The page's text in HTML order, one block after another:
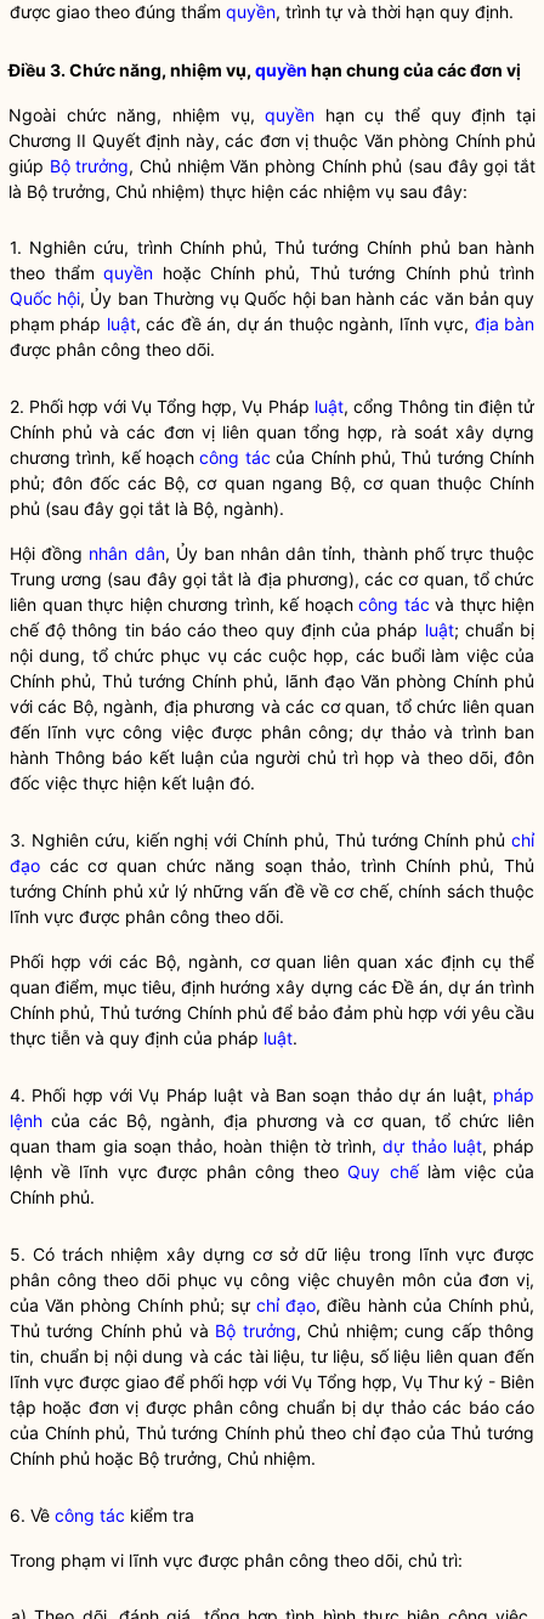
được giao theo đúng thẩm quyền, trình tự và thời hạn quy định.
Điều 3. Chức năng, nhiệm vụ, quyền hạn chung của các đơn vị
Ngoài chức năng, nhiệm vụ,quyền hạn cụ thể quy định tại
Chương II Quyết định này, các đơn vị thuộc Văn phòng Chính phủ
giúp Bộ trưởng, Chủ nhiệm Văn phòng Chính phủ (sau đây gọi tắt
là Bộ trưởng, Chủ nhiệm) thực hiện các nhiệm vụ sau đây:
1. Nghiên cứu, trình Chính phủ, Thủ tướng Chính phủ ban hành
theo thẩmquyền hoặc Chính phủ, Thủ tướng Chính phủ trình
Quốc hội, Ủy ban Thường vụQuốc hộiban hành các văn bản quy
phạm pháp luật, các đề án, dự án thuộc ngành, lĩnh vực, địa bàn
được phân công theo dõi.
2. Phối hợp với Vụ Tổng hợp, Vụ Pháp luật, cổng Thông tin điện tử
Chính phủ và các đơn vị liên quan tổng hợp, rà soát xây dựng
chương trình, kế hoạchcông tác của Chính phủ, Thủ tướng Chính
phủ; đôn đốc các Bộ, cơ quan ngang Bộ, cơ quan thuộc Chính
phủ (sau đây gọi tắt là Bộ, ngành).
Hội đồng nhân dân, Ủy ban nhân dân tỉnh, thành phố trực thuộc
Trung ương (sau đây gọi tắt là địa phương), các cơ quan, tổ chức
liên quan thực hiện chương trình, kế hoạch công tác và thực hiện
chế độ thông tin báo cáo theo quy định của pháp luật; chuẩn bị
nội dung, tổ chức phục vụ các cuộc họp, các buổi làm việc của
Chính phủ, Thủ tướng Chính phủ, lãnh đạo Văn phòng Chính phủ
với các Bộ, ngành, địa phương và các cơ quan, tổ chức liên quan
đến lĩnh vực công việc được phân công; dự thảo và trình ban
hành Thông báo kết luận của người chủ trì họp và theo dõi, đôn
đốc việc thực hiện kết luận đó.
3. Nghiên cứu, kiến nghị với Chính phủ, Thủ tướng Chính phủ chỉ
đạo các cơ quan chức năng soạn thảo, trình Chính phủ, Thủ
tướng Chính phủ xử lý những vấn đề về cơ chế, chính sách thuộc
lĩnh vực được phân công theo dõi.
Phối hợp với các Bộ, ngành, cơ quan liên quan xác định cụ thể
quan điểm, mục tiêu, định hướng xây dựng các Đề án, dự án trình
Chính phủ, Thủ tướng Chính phủ để bảo đảm phù hợp với yêu cầu
thực tiễn và quy định của pháp luật.
4. Phối hợp với Vụ Pháp luật và Ban soạn thảo dự án luật, pháp
lệnh của các Bộ, ngành, địa phương và cơ quan, tổ chức liên
quan tham gia soạn thảo, hoàn thiện tờ trình,dự thảo luật, pháp
lệnh về lĩnh vực được phân công theoQuy chếlàm việc của
Chính phủ.
5. Có trách nhiệm xây dựng cơ sở dữ liệu trong lĩnh vực được
phân công theo dõi phục vụ công việc chuyên môn của đơn vị,
của Văn phòng Chính phủ; sự chỉ đạo, điều hành của Chính phủ,
Thủ tướng Chính phủ và Bộ trưởng, Chủ nhiệm; cung cấp thông
tin, chuẩn bị nội dung và các tài liệu, tư liệu, số liệu liên quan đến
lĩnh vực được giao để phối hợp với Vụ Tổng hợp, Vụ Thư ký - Biên
tập hoặc đơn vị được phân công chuẩn bị dự thảo các báo cáo
của Chính phủ, Thủ tướng Chính phủ theo chỉ đạo của Thủ tướng
Chính phủ hoặc Bộ trưởng, Chủ nhiệm.
6. Về công tác kiểm tra
Trong phạm vi lĩnh vực được phân công theo dõi, chủ trì: